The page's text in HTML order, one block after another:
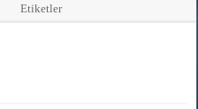
Etiketler